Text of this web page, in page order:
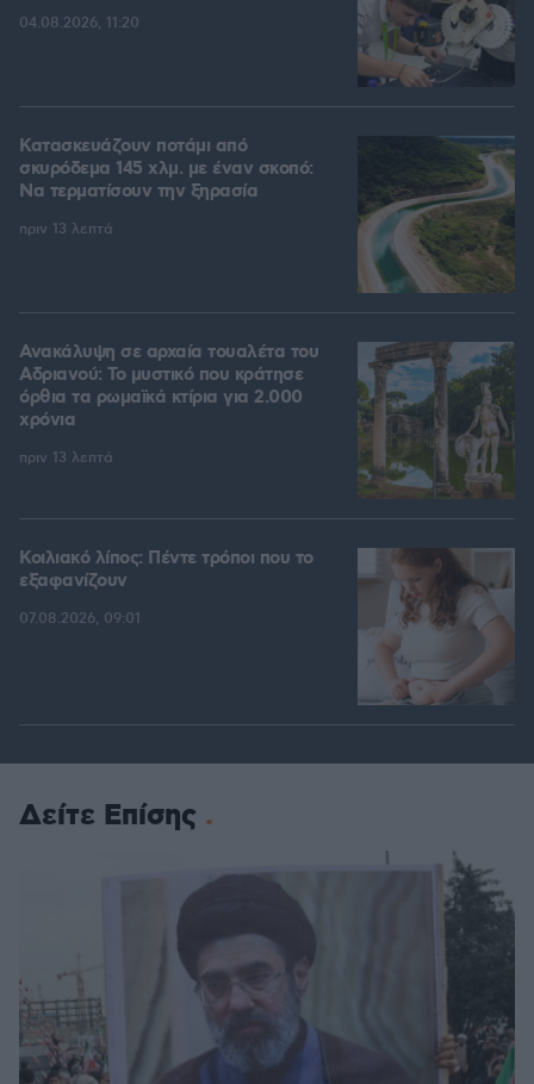
04.08.2026, 11:20
Κατασκευάζουν ποτάμι από
σκυρόδεμα 145 χλμ. με έναν σκοπό:
Να τερματίσουν την ξηρασία
πριν 13 λεπτά
Ανακάλυψη σε αρχαία τουαλέτα του
Αδριανού: Το μυστικό που κράτησε
όρθια τα ρωμαϊκά κτίρια για 2.000
χρόνια
πριν 13 λεπτά
Κοιλιακό λίπος: Πέντε τρόποι που το
εξαφανίζουν
07.08.2026, 09:01
Δείτε Επίσης